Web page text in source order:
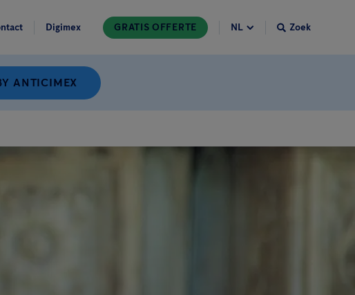
Digimex GRATIS OFFERTE Zoek
ANTICIMEX